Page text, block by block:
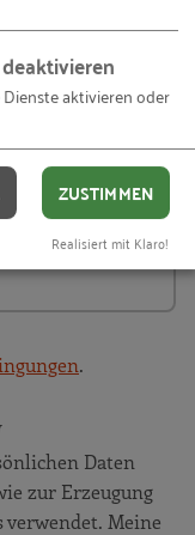
immer auf dem
und
Projekt "Wir
gibt. Alles, was
Adresse und 10
.
Daten
zur Erzeugung
Meine
aktivieren oder
ZUSTIMMEN
Realisiert mit Klaro!